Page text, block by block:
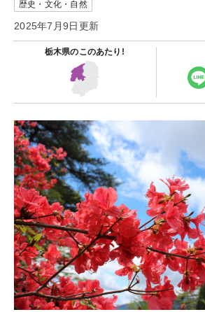
歴史・文化・自然
2025年7月9日更新
栃木県のこのあたり!